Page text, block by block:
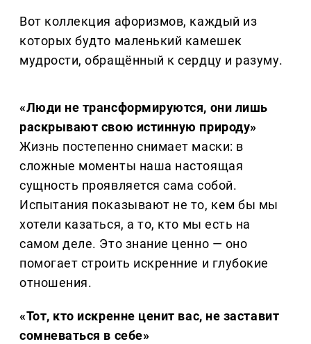
Вот коллекция афоризмов, каждый из
которых будто маленький камешек
мудрости, обращённый к сердцу и разуму.
«Люди не трансформируются, они лишь
раскрывают свою истинную природу»
Жизнь постепенно снимает маски: в
сложные моменты наша настоящая
сущность проявляется сама собой.
Испытания показывают не то, кем бы мы
хотели казаться, а то, кто мы есть на
самом деле. Это знание ценно — оно
помогает строить искренние и глубокие
отношения.
«Тот, кто искренне ценит вас, не заставит
сомневаться в себе»